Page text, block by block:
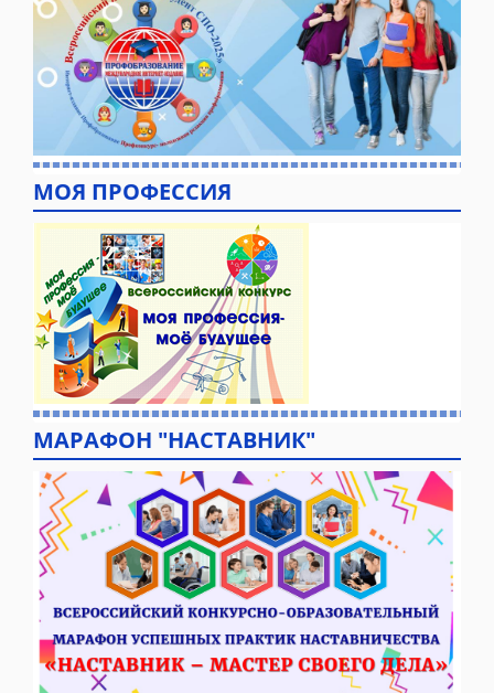
МОЯ ПРОФЕССИЯ
МАРАФОН "НАСТАВНИК"